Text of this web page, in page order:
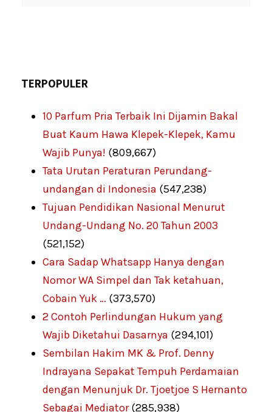
TERPOPULER
10 Parfum Pria Terbaik Ini Dijamin Bakal
Buat Kaum Hawa Klepek-Klepek, Kamu
Wajib Punya! (809,667)
Tata Urutan Peraturan Perundang-
undangan di Indonesia (547,238)
Tujuan Pendidikan Nasional Menurut
Undang-Undang No. 20 Tahun 2003
(521,152)
Cara Sadap Whatsapp Hanya dengan
Nomor WA Simpel dan Tak ketahuan,
Cobain Yuk … (373,570)
2 Contoh Perlindungan Hukum yang
Wajib Diketahui Dasarnya (294,101)
Sembilan Hakim MK & Prof. Denny
Indrayana Sepakat Tempuh Perdamaian
dengan Menunjuk Dr. Tjoetjoe S Hernanto
Sebagai Mediator (285,938)